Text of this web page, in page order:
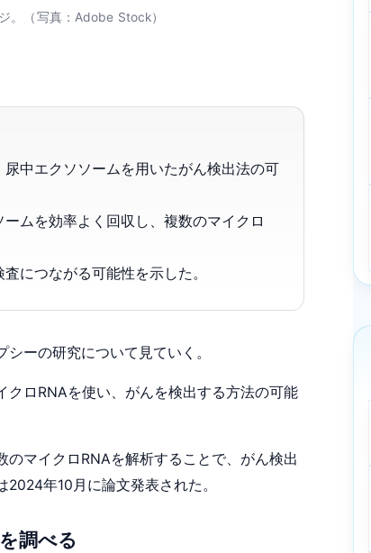
。（写真：Adobe Stock）
中エクソソームを用いたがん検出法の可
ムを効率よく回収し、複数のマイクロ
につながる可能性を示した。
ーの研究について見ていく。
ロRNAを使い、がんを検出する方法の可能
マイクロRNAを解析することで、がん検出
年10月に論文発表された。
調べる